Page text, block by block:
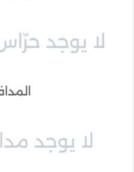
لا يوجد
لا يوجد